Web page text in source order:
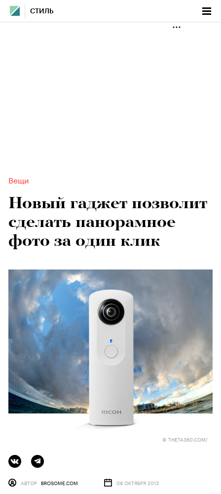
СТИЛЬ
Вещи
Новый гаджет позволит
сделать панорамное
фото за один клик
© THETA360.COM/
АВТОР BROSOME.COM 08 ОКТЯБРЯ 2013